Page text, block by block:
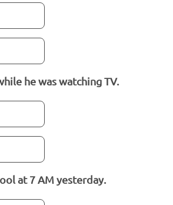
he was watching TV.
at 7 AM yesterday.